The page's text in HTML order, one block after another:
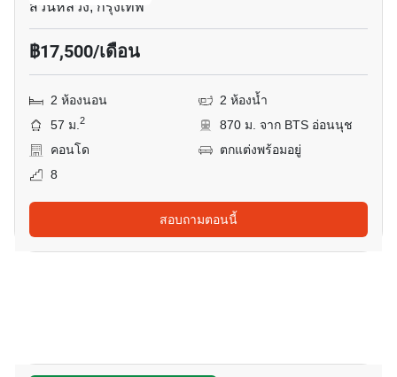
สวนหลวง, กรุงเทพ
฿17,500/เดือน
2 ห้องนอน
2 ห้องน้ำ
57 ม.2
870 ม. จาก BTS อ่อนนุช
คอนโด
ตกแต่งพร้อมอยู่
8
สอบถามตอนนี้